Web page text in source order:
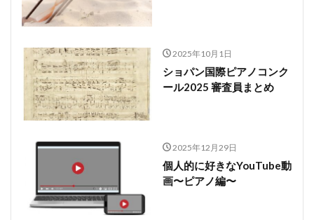
2025年10月1日
ショパン国際ピアノコンク
ール2025 審査員まとめ
2025年12月29日
個人的に好きなYouTube動
画〜ピアノ編〜